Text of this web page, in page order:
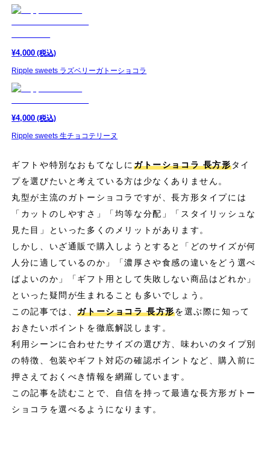
¥4,000 (税込)
Ripple sweets ラズベリーガトーショコラ
¥4,000 (税込)
Ripple sweets 生チョコテリーヌ
ギフトや特別なおもてなしにガトーショコラ 長方形タイ
プを選びたいと考えている方は少なくありません。
丸型が主流のガトーショコラですが、長方形タイプには
「カットのしやすさ」「均等な分配」「スタイリッシュな
見た目」といった多くのメリットがあります。
しかし、いざ通販で購入しようとすると「どのサイズが何
人分に適しているのか」「濃厚さや食感の違いをどう選べ
ばよいのか」「ギフト用として失敗しない商品はどれか」
といった疑問が生まれることも多いでしょう。
この記事では、ガトーショコラ 長方形を選ぶ際に知って
おきたいポイントを徹底解説します。
利用シーンに合わせたサイズの選び方、味わいのタイプ別
の特徴、包装やギフト対応の確認ポイントなど、購入前に
押さえておくべき情報を網羅しています。
この記事を読むことで、自信を持って最適な長方形ガトー
ショコラを選べるようになります。